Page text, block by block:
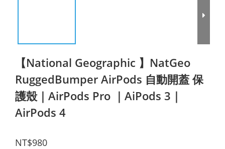
【National Geographic 】NatGeo
RuggedBumper AirPods 自動開蓋 保
護殼｜AirPods Pro ｜AiPods 3｜
AirPods 4
NT$980